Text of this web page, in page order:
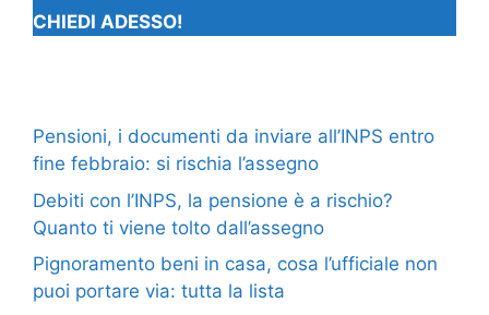
CHIEDI ADESSO!
Pensioni, i documenti da inviare all’INPS entro
fine febbraio: si rischia l’assegno
Debiti con l’INPS, la pensione è a rischio?
Quanto ti viene tolto dall’assegno
Pignoramento beni in casa, cosa l’ufficiale non
puoi portare via: tutta la lista